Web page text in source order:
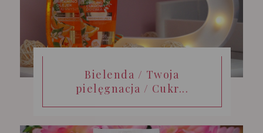
Bielenda / Twoja
pielęgnacja / Cukr...